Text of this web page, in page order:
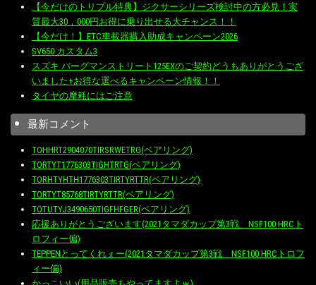
【今だけのトリプル特典】ジクサーシリーズ検討中の方必見！実
質最大30，000円お得に乗り出せる大チャンス！！
【今だけ！】ETC車載器購入助成キャンペーン2026
SV650 カスタム3
スズキ バーグマンストリート125EXのご契約どうもありがとうござ
いました+お得な選べるキャンペーン情報！！
タイヤの摩耗にはご注意
最新コメント
TOHHRT2904070TIRSRWETRG(ベアリング)
TORTYT1776303TIGHTRTG(ベアリング)
TORHTYHTH1776303TIRTYRTTR(ベアリング)
TORTYT85768TIRTYRTTR(ベアリング)
TOTUTYJ3490650TIGFHFGER(ベアリング)
応援ありがとうございます(2021タマダカップ第3戦 NSF100 HRCト
ロフィー偏)
TEPPENとってくれぇー(2021タマダカップ第3戦 NSF100 HRCトロフ
ィー偏)